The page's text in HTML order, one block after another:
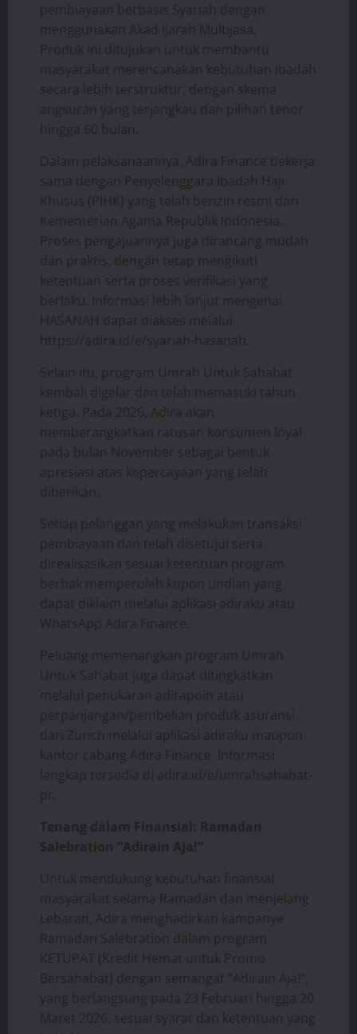
pembiayaan berbasis Syariah dengan
menggunakan Akad Ijarah Multijasa.
Produk ini ditujukan untuk membantu
masyarakat merencanakan kebutuhan ibadah
secara lebih terstruktur, dengan skema
angsuran yang terjangkau dan pilihan tenor
hingga 60 bulan.
Dalam pelaksanaannya, Adira Finance bekerja
sama dengan Penyelenggara Ibadah Haji
Khusus (PIHK) yang telah berizin resmi dari
Kementerian Agama Republik Indonesia.
Proses pengajuannya juga dirancang mudah
dan praktis, dengan tetap mengikuti
ketentuan serta proses verifikasi yang
berlaku. Informasi lebih lanjut mengenai
HASANAH dapat diakses melalui
https://adira.id/e/syariah-hasanah.
Selain itu, program Umrah Untuk Sahabat
kembali digelar dan telah memasuki tahun
ketiga. Pada 2026, Adira akan
memberangkatkan ratusan konsumen loyal
pada bulan November sebagai bentuk
apresiasi atas kepercayaan yang telah
diberikan.
Setiap pelanggan yang melakukan transaksi
pembiayaan dan telah disetujui serta
direalisasikan sesuai ketentuan program
berhak memperoleh kupon undian yang
dapat diklaim melalui aplikasi adiraku atau
WhatsApp Adira Finance.
Peluang memenangkan program Umrah
Untuk Sahabat juga dapat ditingkatkan
melalui penukaran adirapoin atau
perpanjangan/pembelian produk asuransi
dari Zurich melalui aplikasi adiraku maupun
kantor cabang Adira Finance. Informasi
lengkap tersedia di adira.id/e/umrahsahabat-
pr.
Tenang dalam Finansial: Ramadan
Salebration “Adirain Aja!”
Untuk mendukung kebutuhan finansial
masyarakat selama Ramadan dan menjelang
Lebaran, Adira menghadirkan kampanye
Ramadan Salebration dalam program
KETUPAT (Kredit Hemat untuk Promo
Bersahabat) dengan semangat “Adirain Aja!”,
yang berlangsung pada 23 Februari hingga 20
Maret 2026, sesuai syarat dan ketentuan yang